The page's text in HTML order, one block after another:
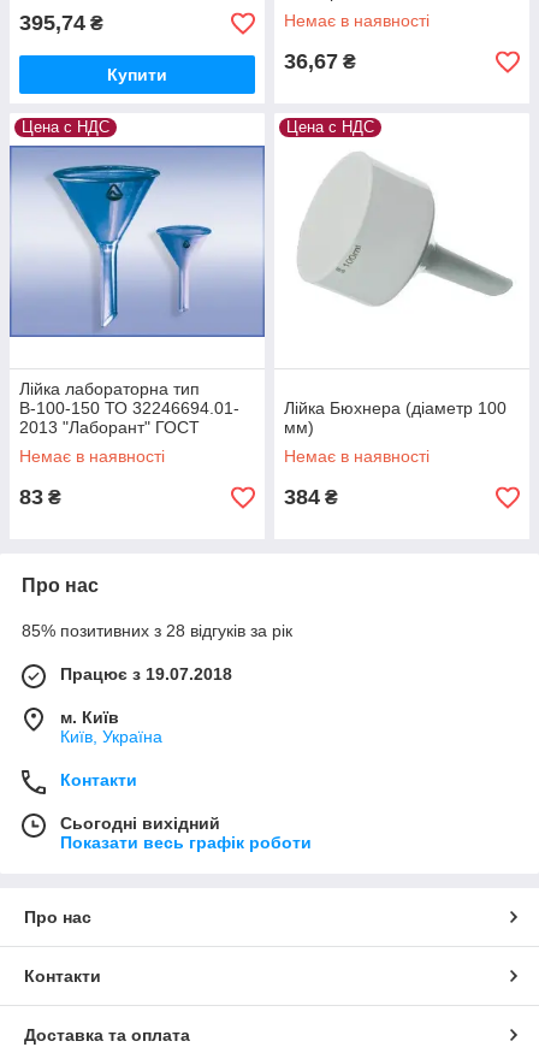
395,74 ₴
Купити
Немає в наявності
36,67 ₴
Цена с НДС
Лійка лабораторна тип
В-100-150 ТО 32246694.01-
2013 "Лаборант" ГОСТ
25336-82
Немає в наявності
83 ₴
Цена с НДС
Лійка Бюхнера (діаметр 100
мм)
Немає в наявності
384 ₴
Про нас
85% позитивних з 28 відгуків за рік
Працює з 19.07.2018
м. Київ
Київ, Україна
Контакти
Сьогодні вихідний
Показати весь графік роботи
Про нас
Контакти
Доставка та оплата